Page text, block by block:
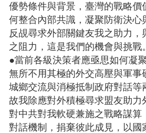
優勢條件與背景，臺灣的戰略價
何整合內部共識，凝聚防衛決心
反覘尋求外部關鍵友我之助力，
之阻力，這是我們的機會與挑戰。
●當前各級決策者應亟思如何凝
無所不用其極的外交高壓與軍事
城鄉交流與消極抵制政府對話等
故我除應對外積極尋求盟友助力
對中共對我軟硬兼施之戰略謀算
對話機制，捐棄彼此成見，以國